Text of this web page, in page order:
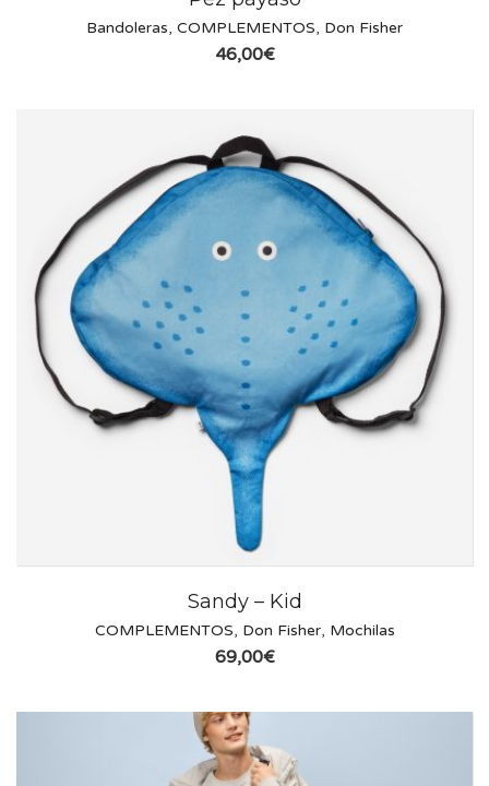
Bandoleras, COMPLEMENTOS, Don Fisher
46,00€
Sandy – Kid
COMPLEMENTOS, Don Fisher, Mochilas
69,00€